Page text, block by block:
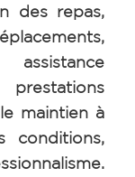
des repas,
prestations
maintien à
conditions,